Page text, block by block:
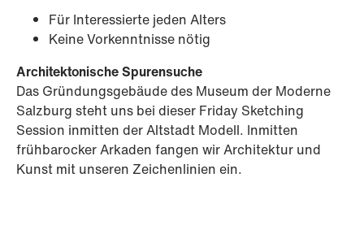
Für Interessierte jeden Alters
Keine Vorkenntnisse nötig
Architektonische Spurensuche
Das Gründungsgebäude des Museum der Moderne
Salzburg steht uns bei dieser Friday Sketching
Session inmitten der Altstadt Modell. Inmitten
frühbarocker Arkaden fangen wir Architektur und
Kunst mit unseren Zeichenlinien ein.